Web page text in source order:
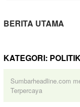
BERITA UTAMA
KATEGORI:
Sumbarheadline.com
Terpercaya